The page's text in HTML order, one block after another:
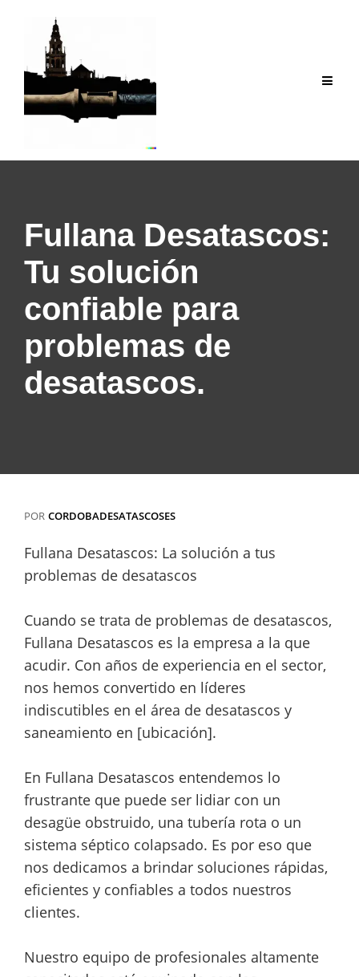
contenido
Fullana Desatascos:
Tu solución
confiable para
problemas de
desatascos.
POR CORDOBADESATASCOSES
Fullana Desatascos: La solución a tus
problemas de desatascos
Cuando se trata de problemas de desatascos,
Fullana Desatascos es la empresa a la que
acudir. Con años de experiencia en el sector,
nos hemos convertido en líderes
indiscutibles en el área de desatascos y
saneamiento en [ubicación].
En Fullana Desatascos entendemos lo
frustrante que puede ser lidiar con un
desagüe obstruido, una tubería rota o un
sistema séptico colapsado. Es por eso que
nos dedicamos a brindar soluciones rápidas,
eficientes y confiables a todos nuestros
clientes.
Nuestro equipo de profesionales altamente